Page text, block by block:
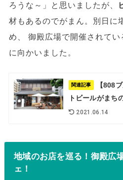
ろうな～」と思いましたが、
材もあるのでがまん。別日に
め、 御殿広場で開催されてい
に向かいました。
関連記事
【808
トビールがまち
2021.06.14
地域のお店を巡る！御殿広
ェ！